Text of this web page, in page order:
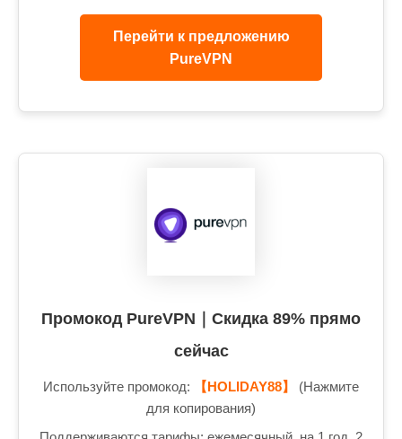
Перейти к предложению
PureVPN
Промокод PureVPN｜Скидка 89% прямо
сейчас
Используйте промокод: 【HOLIDAY88】
(Нажмите
для копирования)